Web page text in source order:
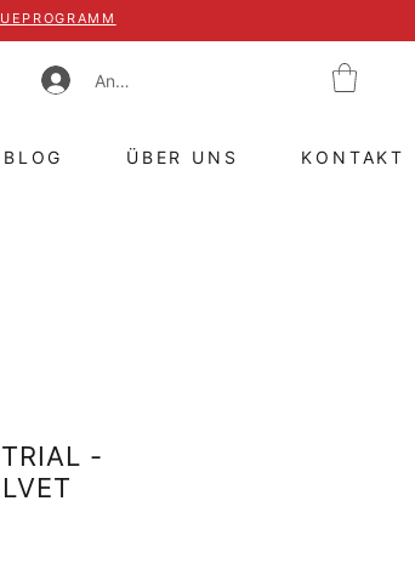
Anmelden
BLOG ÜBER UNS KONTAKT
-